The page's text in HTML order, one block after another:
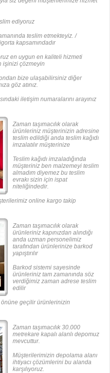
ediyoruz
teslim etmekteyiz. /
kapsamındadır
en uygun en kaliteli hizmeti
işinizi çözmeyin
bize ulaşabilirsiniz diğer
göz atınız.
iletişim numaralarını arayınız
Zaman taşımacılık olarak
ürünleriniz müşterinizin adresine
teslim edildiği anda teslim kağıdı
imzalatılır müşterinize
Teslim kağıdı imzaladığında
müşteriniz ben malzemeyi teslim
almadım diyemez bu teslim
evrakı sizin için ispat
niteliğindedir.
online kargo takip
Zaman taşımacılık olarak
ürünleriniz kapınızdan alındığı
anda uzman personelimiz
tarafından ürünlerinize barkod
yapıştırılır
Barkod sistemi sayesinde
ürünleriniz tam zamanında söz
verdiğimiz zaman adrese teslim
edilir
önüne geçilir ürünlerinizin
Zaman taşımacılık 30.000
metrekare kapalı alanlı depomuz
mevcuttur.
Müşterilerimizin depolama alanı
ihtiyacı çözümlerini bu alanda
karşılıyoruz.